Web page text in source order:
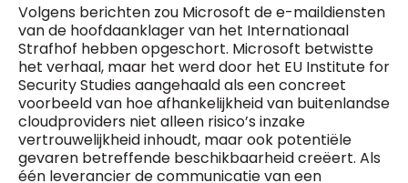
Volgens berichten zou Microsoft de e-maildiensten
van de hoofdaanklager van het Internationaal
Strafhof hebben opgeschort. Microsoft betwistte
het verhaal, maar het werd door het EU Institute for
Security Studies aangehaald als een concreet
voorbeeld van hoe afhankelijkheid van buitenlandse
cloudproviders niet alleen risico’s inzake
vertrouwelijkheid inhoudt, maar ook potentiële
gevaren betreffende beschikbaarheid creëert. Als
één leverancier de communicatie van een